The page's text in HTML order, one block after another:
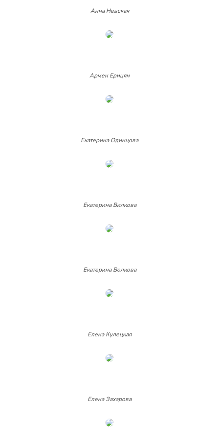
Анна Невская
Армен Ерицян
Екатерина Одинцова
Екатерина Вилкова
Екатерина Волкова
Елена Кулецкая
Елена Захарова